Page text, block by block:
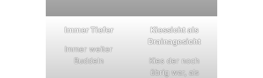
Immer Tiefer
Immer weiter
Buddeln
Kiessicht als
Drainagesicht
Kies der noch
übrig war, als